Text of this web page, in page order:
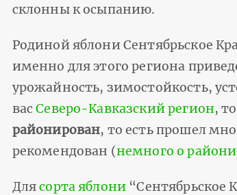
склонны к осыпанию.
Родиной яблони Сентябрьское
именно для этого региона
урожайность, зимостойкость,
васСеверо-Кавказский регион, то
районирован, то есть прошел
рекомендован (немного о
Длясорта яблони “Сентябрьское